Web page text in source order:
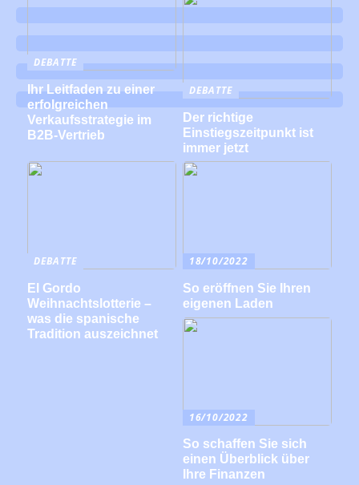
DEBATTE
Ihr Leitfaden zu einer
erfolgreichen
Verkaufsstrategie im
B2B-Vertrieb
DEBATTE
Der richtige
Einstiegszeitpunkt ist
immer jetzt
DEBATTE
El Gordo
Weihnachtslotterie –
was die spanische
Tradition auszeichnet
18/10/2022
So eröffnen Sie Ihren
eigenen Laden
16/10/2022
So schaffen Sie sich
einen Überblick über
Ihre Finanzen